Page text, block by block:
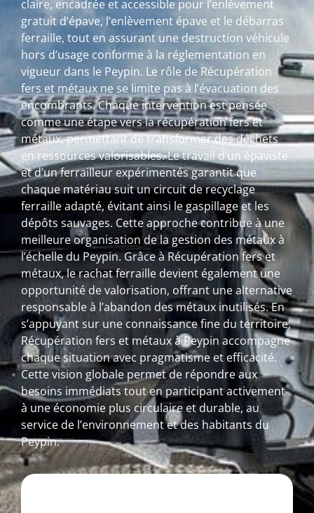
claire, encadrée et accessible pour l’enlèvement
gratuit d’épave, l’enlèvement épave et le débarras
ferraille, tout en assurant une destruction véhicule
hors d’usage conforme à la réglementation en
vigueur dans le Peypin. Le rôle de Récupération
fers et métaux ne se limite pas à l’évacuation des
encombrants. Chaque intervention est pensée
comme une étape vers la récupération fers et
métaux, permettant de transformer des déchets
en ressources valorisables. Le travail d’un épaviste
et d’un ferrailleur expérimentés garantit que
chaque matériau suit un circuit de recyclage
ferraille adapté, évitant ainsi le gaspillage et les
dépôts sauvages. Cette approche contribue à une
meilleure organisation de la gestion des métaux à
l’échelle du Peypin. Grâce à Récupération fers et
métaux, le rachat ferraille devient également une
opportunité de valorisation, offrant une alternative
responsable à l’abandon des métaux inutilisés. En
s’appuyant sur une connaissance fine du territoire,
Récupération fers et métaux à Peypin accompagne
chaque situation avec pragmatisme et efficacité.
Cette vision globale permet de répondre aux
besoins immédiats tout en participant activement
à une économie plus circulaire et durable, au
service de l’environnement et des habitants du
Peypin.